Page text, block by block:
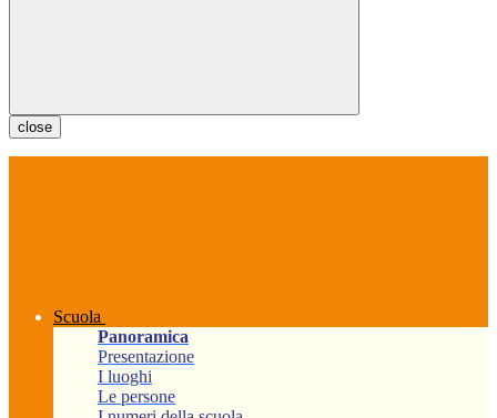
close
Scuola
Panoramica
Presentazione
I luoghi
Le persone